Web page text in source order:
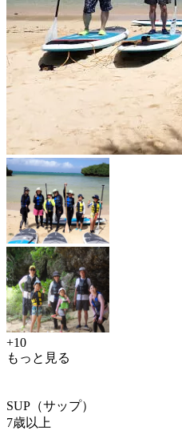
+10
もっと見る
SUP（サップ）
7歳以上